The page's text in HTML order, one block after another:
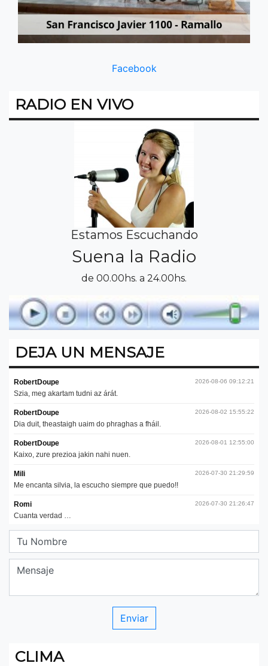
Facebook
RADIO EN VIVO
Estamos Escuchando
Suena la Radio
de 00.00hs. a 24.00hs.
DEJA UN MENSAJE
CLIMA